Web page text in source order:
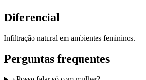
Diferencial
Infiltração natural em ambientes femininos.
Perguntas frequentes